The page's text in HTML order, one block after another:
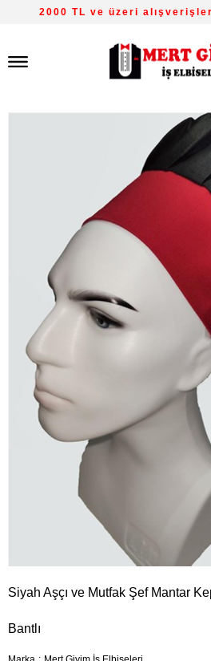
2000 TL ve üzeri
Siyah Aşçı ve Mutfak Şef Mantar Kep
Bantlı